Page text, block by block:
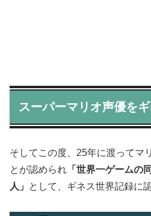
スーパーマリオ声優を
そしてこの度、25年に渡ってマ
とが認められ 「世界一ゲームの
人」
として、ギネス世界記録に